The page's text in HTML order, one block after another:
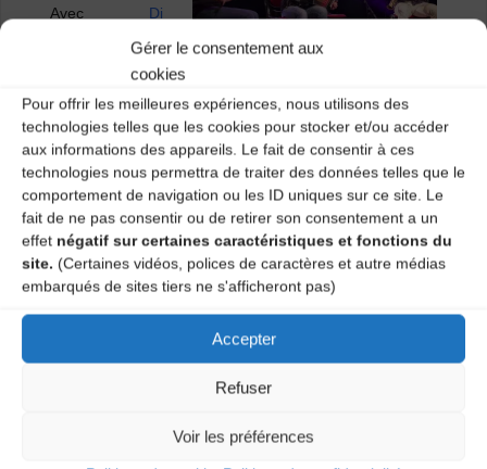
Gérer le consentement aux
cookies
Pour offrir les meilleures expériences, nous utilisons des
technologies telles que les cookies pour stocker et/ou accéder
aux informations des appareils. Le fait de consentir à ces
technologies nous permettra de traiter des données telles que le
comportement de navigation ou les ID uniques sur ce site. Le
fait de ne pas consentir ou de retirer son consentement a un
effet négatif sur certaines caractéristiques et fonctions du
site. (Certaines vidéos, polices de caractères et autre médias
embarqués de sites tiers ne s'afficheront pas)
Accepter
Refuser
Voir les préférences
Avec Di
Catégories
Agenda
Bal de la Fête de la Musique
Laisser un
commentaire